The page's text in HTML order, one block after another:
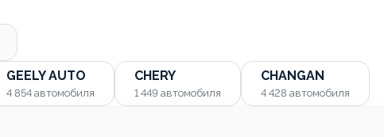
GEELY AUTO
4 854 автомобиля
CHERY
1 449 автомобиля
CHANGAN
4 428 автомобиля